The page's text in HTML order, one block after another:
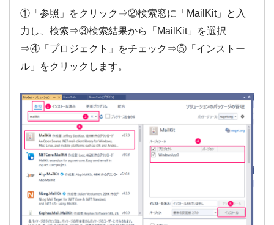
①「参照」をクリック⇒②検索窓に「MailKit」と入
力し、検索⇒③検索結果から「MailKit」を選択
⇒④「プロジェクト」をチェック⇒⑤「インストー
ル」をクリックします。